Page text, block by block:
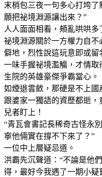
末梢包三夜一句多心打垮
願把祕境淵源讓出來？”
人人面面相看，頰亂哄哄多
祕境淵源關於一方權力自
僻地，烈性說這玩意即或留
一味手握祕境濫觴，才情
生院的英雄豪傑爭霸當心。
如煙退雲斂，那硬是不上
跟婆家一獨語的資歷都逝
兒者盯上！
“青瓦會書記長稀奇古怪永
寧他倆實在撐不下來了？”
一位中上層疑忌道。
洪霸先沉聲道：“不論是他
得，最好今我遇了一期小疑